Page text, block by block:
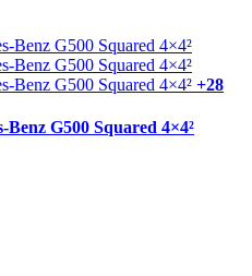
+28
G500 Squared 4×4²